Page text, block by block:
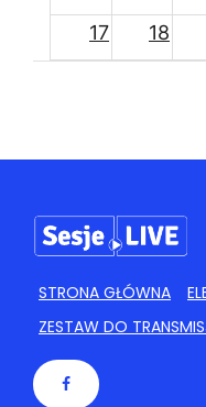
17 18
STRONA GŁÓWNA
ZESTAW DO